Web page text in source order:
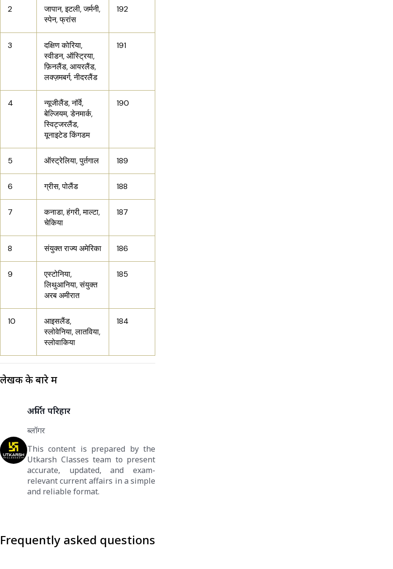
2
जापान, इटली, जर्मनी,
स्पेन, फ्रांस
192
3
दक्षिण कोरिया,
स्वीडन, ऑस्ट्रिया,
फ़िनलैंड, आयरलैंड,
लक्ज़मबर्ग, नीदरलैंड
191
4
न्यूजीलैंड, नॉर्वे,
बेल्जियम, डेनमार्क,
स्विट्जरलैंड,
यूनाइटेड किंगडम
190
5 ऑस्ट्रेलिया, पुर्तगाल 189
6 ग्रीस, पोलैंड 188
7
कनाडा, हंगरी, माल्टा,
चेकिया
187
8 संयुक्त राज्य अमेरिका 186
9
एस्टोनिया,
लिथुआनिया, संयुक्त
अरब अमीरात
185
10
आइसलैंड,
स्लोवेनिया, लातविया,
स्लोवाकिया
184
लेखक के बारे में
अर्पित परिहार
ब्लॉगर
This content is prepared by the
Utkarsh Classes team to present
accurate, updated, and exam-
relevant current affairs in a simple
and reliable format.
Frequently asked questions